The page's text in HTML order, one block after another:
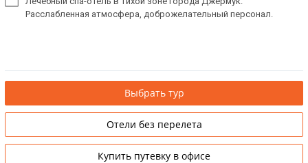
Расслабленная атмосфера, доброжелательный персонал.
Выбрать тур
Отели без перелета
Купить путевку в офисе